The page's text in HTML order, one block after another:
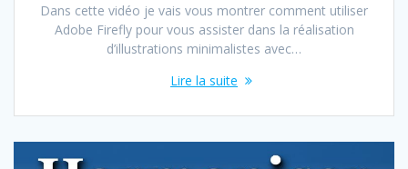
Dans cette vidéo je vais vous montrer comment utiliser
Adobe Firefly pour vous assister dans la réalisation
d’illustrations minimalistes avec…
Lire la suite